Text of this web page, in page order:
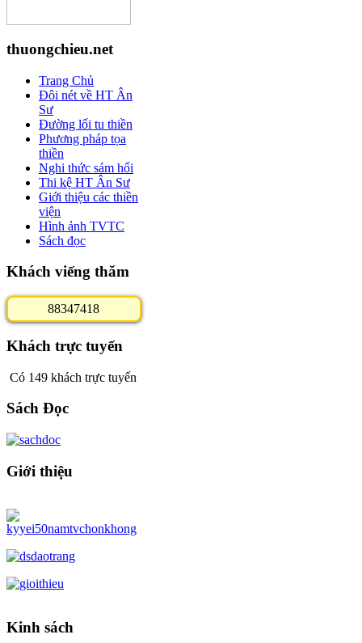
thuongchieu.net
Trang Chủ
Đôi nét về HT Ân
Sư
Đường lối tu thiền
Phương pháp tọa
thiền
Nghi thức sám hối
Thi kệ HT Ân Sư
Giới thiệu các thiền
viện
Hình ảnh TVTC
Sách đọc
Khách viếng thăm
88347418
Khách trực tuyến
Có 149 khách trực tuyến
Sách Đọc
Giới thiệu
Kinh sách